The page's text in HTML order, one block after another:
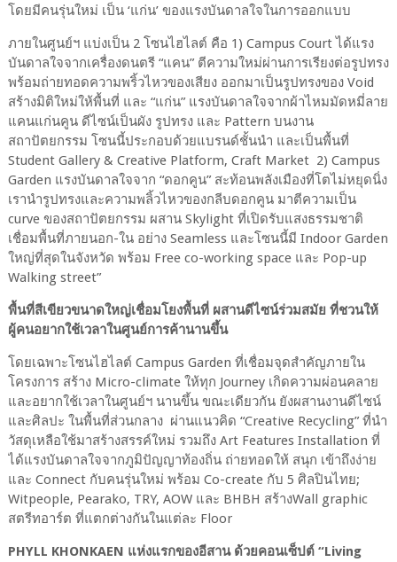
โดยมีคนรุ่นใหม่ เป็น ‘แก่น’ ของแรงบันดาลใจในการออกแบบ
ภายในศูนย์ฯแบ่งเป็น 2 โซนไฮไลต์ คือ 1) Campus Court ได้แรง
บันดาลใจจากเครื่องดนตรี“แคน”ตีความใหม่ผ่านการเรียงต่อรูปทรง
พร้อมถ่ายทอดความพริ้วไหวของเสียง ออกมาเป็นรูปทรงของ Void
สร้างมิติใหม่ให้พื้นที่ และ “แก่น” แรงบันดาลใจจากผ้าไหมมัดหมี่ลาย
แคนแก่นคูน ดีไซน์เป็นผัง รูปทรง และ Pattern บนงาน
สถาปัตยกรรม โซนนี้ประกอบด้วยแบรนด์ชั้นนำ และเป็นพื้นที่
Student Gallery & Creative Platform, Craft Market 2) Campus
Garden แรงบันดาลใจจาก “ดอกคูน”สะท้อนพลังเมืองที่โตไม่หยุดนิ่ง
เรานำรูปทรงและความพลิ้วไหวของกลีบดอกคูน มาตีความเป็น
curve ของสถาปัตยกรรม ผสาน Skylight ที่เปิดรับแสงธรรมชาติ
เชื่อมพื้นที่ภายนอก-ใน อย่าง Seamless และโซนนี้มี Indoor Garden
ใหญ่ที่สุดในจังหวัด พร้อม Free co-working space และ Pop-up
Walking street”
พื้นที่สีเขียวขนาดใหญ่เชื่อมโยงพื้นที่ ผสานดีไซน์ร่วมสมัย ที่ชวนให้
ผู้คนอยากใช้เวลาในศูนย์การค้านานขึ้น
โดยเฉพาะโซนไฮไลต์ Campus Garden ที่เชื่อมจุดสำคัญภายใน
โครงการ สร้าง Micro-climateให้ทุก Journey เกิดความผ่อนคลาย
และอยากใช้เวลาในศูนย์ฯ นานขึ้น ขณะเดียวกัน ยังผสานงานดีไซน์
และศิลปะ ในพื้นที่ส่วนกลาง ผ่านแนวคิด “Creative Recycling” ที่นำ
วัสดุเหลือใช้มาสร้างสรรค์ใหม่ รวมถึง Art Features Installation ที่
ได้แรงบันดาลใจจากภูมิปัญญาท้องถิ่น ถ่ายทอดให้ สนุก เข้าถึงง่าย
และ Connect กับคนรุ่นใหม่ พร้อม Co-create กับ 5 ศิลปินไทย;
Witpeople, Pearako, TRY, AOW และ BHBH สร้างWall graphic
สตรีทอาร์ต ที่แตกต่างกันในแต่ละ Floor
PHYLL KHONKAEN แห่งแรกของอีสาน ด้วยคอนเซ็ปต์ “Living